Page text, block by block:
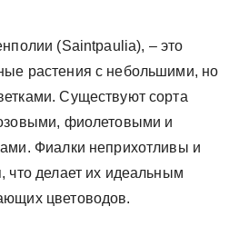
(Saintpaulia), – это
растения с небольшими, но
Существуют сорта
фиолетовыми и
Фиалки неприхотливы и
что делает их идеальным
цветоводов.